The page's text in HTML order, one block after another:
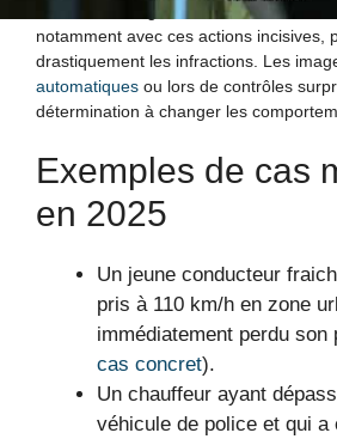
nationale et la gendarmerie renforcer
notamment avec ces actions incisives,
drastiquement les infractions. Les
automatiques ou lors de contrôles
détermination à changer les
Exemples de cas
en 2025
Un jeune conducteur
pris à 110 km/h en zone
immédiatement perdu son
cas concret).
Un chauffeur ayant
véhicule de police et qui a